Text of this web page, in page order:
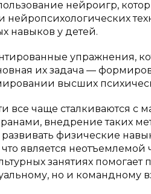
нейроигр,
нейропсихологических
навыков у детей.
упражнения,
их задача —
высших
все чаще сталкиваются
внедрение таких
физические
является неотъемлемой
занятиях помогает
но и командному